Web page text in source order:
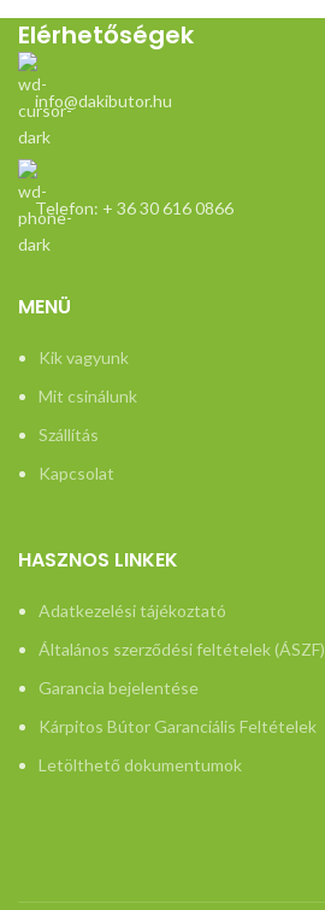
Elérhetőségek
info@dakibutor.hu
Telefon: + 36 30 616 0866
MENÜ
Kik vagyunk
Mit csinálunk
Szállítás
Kapcsolat
HASZNOS LINKEK
Adatkezelési tájékoztató
Általános szerződési feltételek (ÁSZF)
Garancia bejelentése
Kárpitos Bútor Garanciális Feltételek
Letölthető dokumentumok